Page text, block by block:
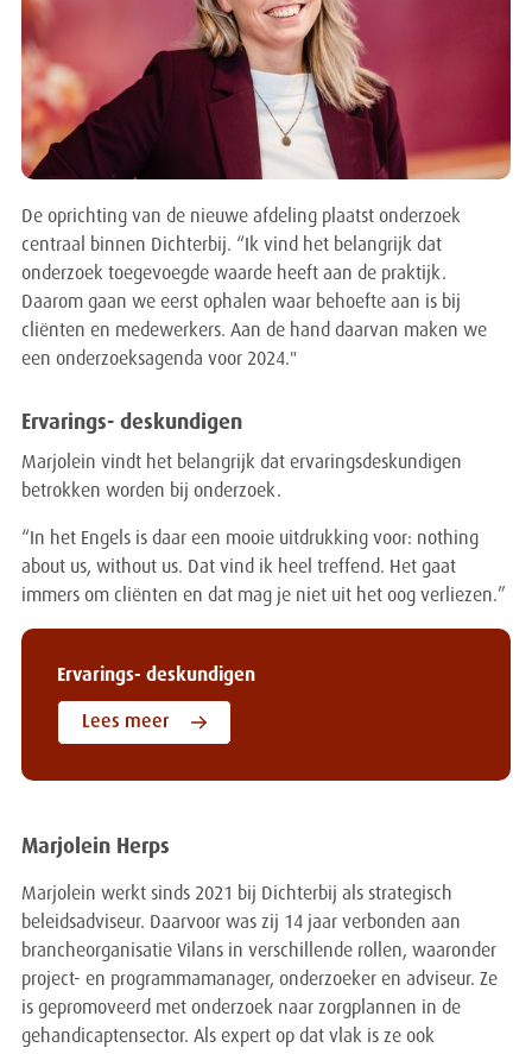
De oprichting van de nieuwe afdeling plaatst onderzoek
centraal binnen Dichterbij. “Ik vind het belangrijk dat
onderzoek toegevoegde waarde heeft aan de praktijk.
Daarom gaan we eerst ophalen waar behoefte aan is bij
cliënten en medewerkers. Aan de hand daarvan maken we
een onderzoeksagenda voor 2024."
Ervarings- deskundigen
Marjolein vindt het belangrijk dat ervaringsdeskundigen
betrokken worden bij onderzoek.
“In het Engels is daar een mooie uitdrukking voor: nothing
about us, without us. Dat vind ik heel treffend. Het gaat
immers om cliënten en dat mag je niet uit het oog verliezen.”
Ervarings- deskundigen
Lees meer
Marjolein Herps
Marjolein werkt sinds 2021 bij Dichterbij als strategisch
beleidsadviseur. Daarvoor was zij 14 jaar verbonden aan
brancheorganisatie Vilans in verschillende rollen, waaronder
project- en programmamanager, onderzoeker en adviseur. Ze
is gepromoveerd met onderzoek naar zorgplannen in de
gehandicaptensector. Als expert op dat vlak is ze ook